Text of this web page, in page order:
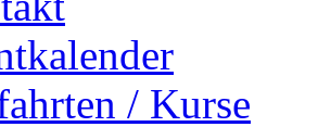
/ Kurse